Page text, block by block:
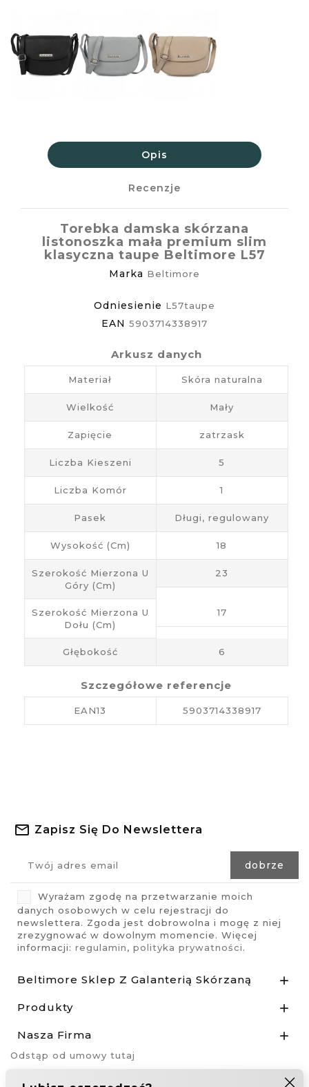
Opis
Recenzje
Torebka damska skórzana
listonoszka mała premium slim
klasyczna taupe Beltimore L57
Marka Beltimore
Odniesienie L57taupe
EAN 5903714338917
Arkusz danych
Materiał Skóra naturalna
Wielkość Mały
Zapięcie zatrzask
Liczba Kieszeni 5
Liczba Komór 1
Pasek Długi, regulowany
Wysokość (cm) 18
Szerokość Mierzona U
Góry (cm)
23
Szerokość Mierzona U
Dołu (cm)
17
Głębokość 6
Szczegółowe referencje
EAN13 5903714338917
Zapisz Się Do Newslettera
Wyrażam zgodę na przetwarzanie moich
danych osobowych w celu rejestracji do
newslettera. Zgoda jest dobrowolna i mogę z niej
zrezygnować w dowolnym momencie. Więcej
informacji: regulamin, polityka prywatności.
Beltimore Sklep Z Galanterią Skórzaną 
Produkty 
Nasza Firma 
Odstąp od umowy tutaj